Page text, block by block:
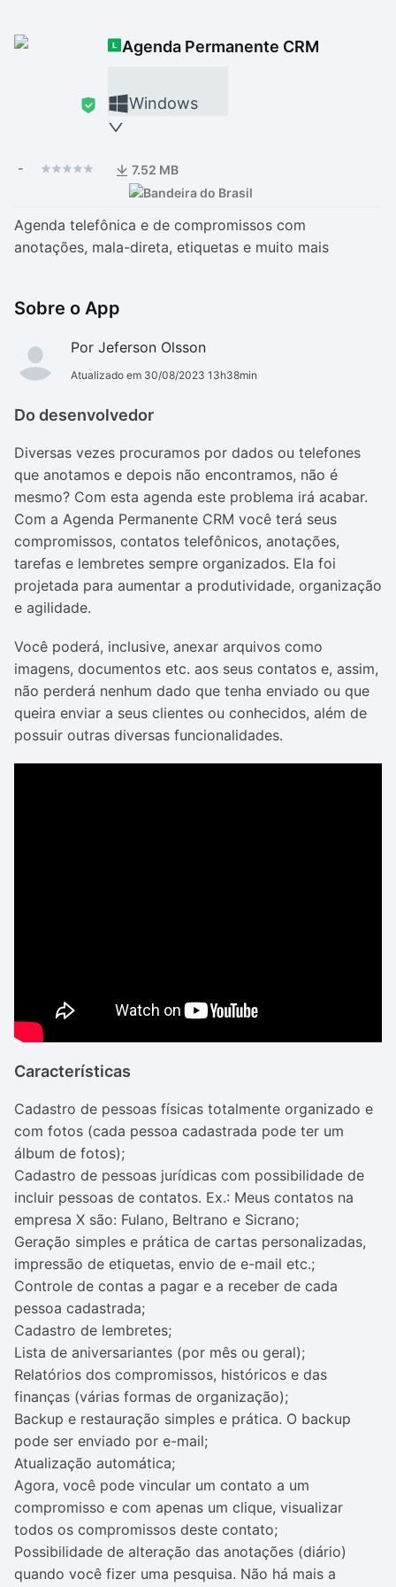
Agenda Permanente CRM
Windows
- 7.52 MB
Agenda telefônica e de compromissos com
anotações, mala-direta, etiquetas e muito mais
Sobre o App
Por Jeferson Olsson
Atualizado em 30/08/2023 13h38min
Do desenvolvedor
Diversas vezes procuramos por dados ou telefones
que anotamos e depois não encontramos, não é
mesmo? Com esta agenda este problema irá acabar.
Com a Agenda Permanente CRM você terá seus
compromissos, contatos telefônicos, anotações,
tarefas e lembretes sempre organizados. Ela foi
projetada para aumentar a produtividade, organização
e agilidade.
Você poderá, inclusive, anexar arquivos como
imagens, documentos etc. aos seus contatos e, assim,
não perderá nenhum dado que tenha enviado ou que
queira enviar a seus clientes ou conhecidos, além de
possuir outras diversas funcionalidades.
Características
Cadastro de pessoas físicas totalmente organizado e
com fotos (cada pessoa cadastrada pode ter um
álbum de fotos);
Cadastro de pessoas jurídicas com possibilidade de
incluir pessoas de contatos. Ex.: Meus contatos na
empresa X são: Fulano, Beltrano e Sicrano;
Geração simples e prática de cartas personalizadas,
impressão de etiquetas, envio de e-mail etc.;
Controle de contas a pagar e a receber de cada
pessoa cadastrada;
Cadastro de lembretes;
Lista de aniversariantes (por mês ou geral);
Relatórios dos compromissos, históricos e das
finanças (várias formas de organização);
Backup e restauração simples e prática. O backup
pode ser enviado por e-mail;
Atualização automática;
Agora, você pode vincular um contato a um
compromisso e com apenas um clique, visualizar
todos os compromissos deste contato;
Possibilidade de alteração das anotações (diário)
quando você fizer uma pesquisa. Não há mais a